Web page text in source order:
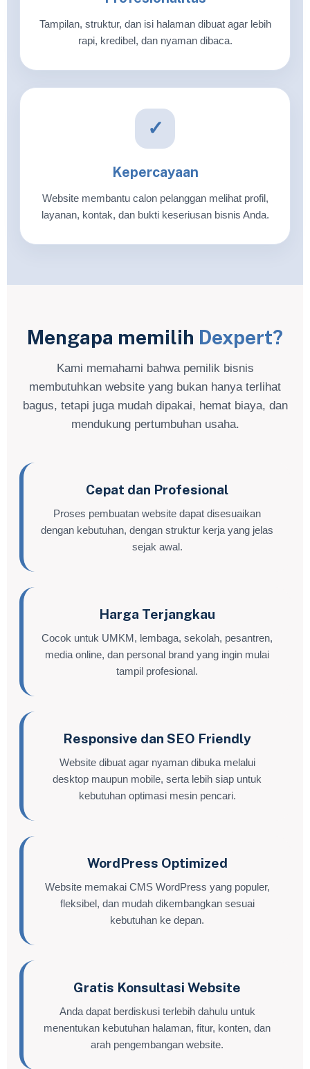
Tampilan, struktur, dan isi halaman dibuat agar lebih
rapi, kredibel, dan nyaman dibaca.
✓
Kepercayaan
Website membantu calon pelanggan melihat profil,
layanan, kontak, dan bukti keseriusan bisnis Anda.
Mengapa memilih Dexpert?
Kami memahami bahwa pemilik bisnis
membutuhkan website yang bukan hanya terlihat
bagus, tetapi juga mudah dipakai, hemat biaya, dan
mendukung pertumbuhan usaha.
Cepat dan Profesional
Proses pembuatan website dapat disesuaikan
dengan kebutuhan, dengan struktur kerja yang jelas
sejak awal.
Harga Terjangkau
Cocok untuk UMKM, lembaga, sekolah, pesantren,
media online, dan personal brand yang ingin mulai
tampil profesional.
Responsive dan SEO Friendly
Website dibuat agar nyaman dibuka melalui
desktop maupun mobile, serta lebih siap untuk
kebutuhan optimasi mesin pencari.
WordPress Optimized
Website memakai CMS WordPress yang populer,
fleksibel, dan mudah dikembangkan sesuai
kebutuhan ke depan.
Gratis Konsultasi Website
Anda dapat berdiskusi terlebih dahulu untuk
menentukan kebutuhan halaman, fitur, konten, dan
arah pengembangan website.